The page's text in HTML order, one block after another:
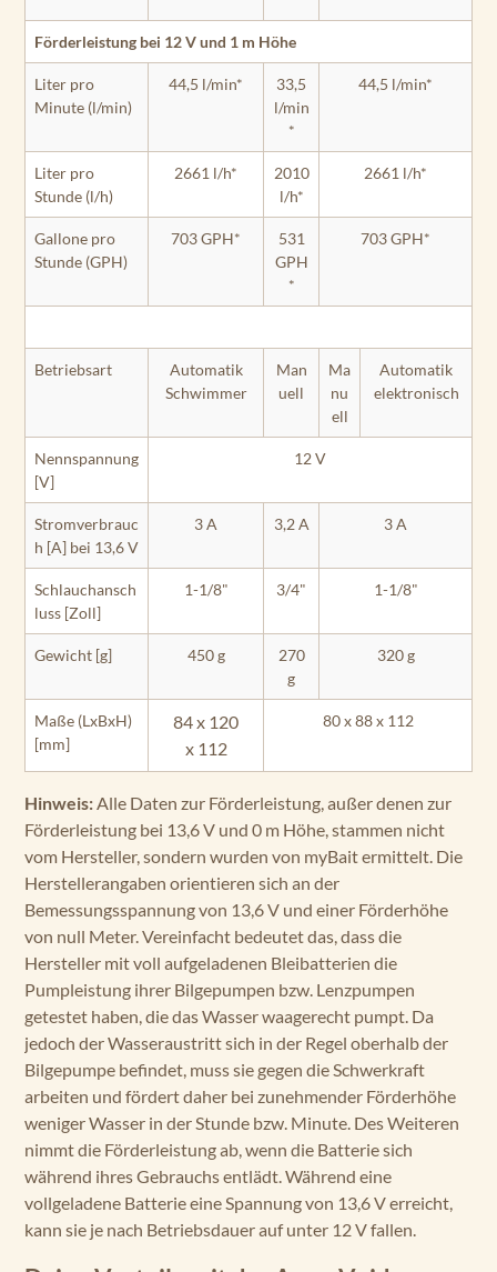
Förderleistung bei 12 V und 1 m Höhe
Liter pro
Minute (l/min)
44,5 l/min*
33,5
l/min
*
44,5 l/min*
Liter pro
Stunde (l/h)
2661 l/h*
2010
l/h*
2661 l/h*
Gallone pro
Stunde (GPH)
703 GPH*
531
GPH
*
703 GPH*
Betriebsart
Automatik
Schwimmer
Man
uell
Ma
nu
ell
Automatik
elektronisch
Nennspannung
[V]
12 V
Stromverbrauc
h [A] bei 13,6 V
3 A 3,2 A 3 A
Schlauchansch
luss [Zoll]
1-1/8" 3/4" 1-1/8"
Gewicht [g] 450 g
270
g
320 g
Maße (LxBxH)
[mm]
84 x 120
x 112
80 x 88 x 112
Hinweis:Alle Daten zur Förderleistung, außer denen zur
Förderleistung bei 13,6 V und 0 m Höhe, stammen nicht
vom Hersteller, sondern wurden von myBait ermittelt. Die
Herstellerangaben orientieren sich an der
Bemessungsspannung von 13,6 V und einer Förderhöhe
von null Meter. Vereinfacht bedeutet das, dass die
Hersteller mit voll aufgeladenen Bleibatterien die
Pumpleistung ihrer Bilgepumpen bzw. Lenzpumpen
getestet haben, die das Wasser waagerecht pumpt. Da
jedoch der Wasseraustritt sich in der Regel oberhalb der
Bilgepumpe befindet, muss sie gegen die Schwerkraft
arbeiten und fördert daher bei zunehmender Förderhöhe
weniger Wasser in der Stunde bzw. Minute. Des Weiteren
nimmt die Förderleistung ab, wenn die Batterie sich
während ihres Gebrauchs entlädt. Während eine
vollgeladene Batterie eine Spannung von 13,6 V erreicht,
kann sie je nach Betriebsdauer auf unter 12 V fallen.